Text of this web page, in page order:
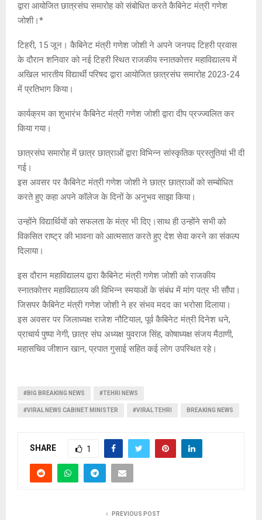
द्वारा आयोजित छात्रसंघ समारोह को संबोधित करते कैबिनेट मंत्री गणेश
जोशी।*
टिहरी, 15 जून। कैबिनेट मंत्री गणेश जोशी ने अपने जनपद टिहरी प्रवास
के दौरान शनिवार को नई टिहरी स्थित राजकीय स्नातकोत्तर महाविद्यालय में
अखिल भारतीय विद्यार्थी परिषद द्वारा आयोजित छात्रसंघ समारोह 2023-24
में प्रतिभाग किया।
कार्यक्रम का शुभारंभ कैबिनेट मंत्री गणेश जोशी द्वारा दीप प्रज्ज्वलित कर
किया गया।
छात्रसंघ समारोह में छात्र छात्राओं द्वारा विभिन्न सांस्कृतिक प्रस्तुतियां भी दी
गई।
इस अवसर पर कैबिनेट मंत्री गणेश जोशी ने छात्र छात्राओं को सम्बोधित
करते हुए कहा अपने कॉलेज के दिनों के अनुभव साझा किया।
उन्होंने विद्यार्थियों को सफलता के मंत्र भी दिए।साथ ही उन्होंने सभी को
विकसित राष्ट्र की भावना को आत्मसात करते हुए देश सेवा करने का संकल्प
दिलाया।
इस दौरान महाविद्यालय द्वारा कैबिनेट मंत्री गणेश जोशी को राजकीय
स्नातकोत्तर महाविद्यालय की विभिन्न स्मयाओं के संबंध में मांग पत्र भी सौंपा।
जिसपर कैबिनेट मंत्री गणेश जोशी ने हर संभव मदद का भरोसा दिलाया।
इस अवसर पर जिलाध्यक्ष राजेश नौटियाल, पूर्व कैबिनेट मंत्री दिनेश धने,
प्राचार्य पुष्पा नेगी, छात्र संघ अध्यक्ष युवराज सिंह, कोषाध्यक्ष संजय मैठाणी,
महासचिव जीशान खान, प्रपात गुसाई सहित कई लोग उपस्थित रहे।
#BIG BREAKING NEWS #TEHRI NEWS
#VIRAL NEWS CABINET MINISTER #VIRAL TEHRI BREAKING NEWS
SHARE 1
PREVIOUS POST